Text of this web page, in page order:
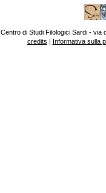
Centro di Studi Filologici Sardi - via
credits | Informativa sulla